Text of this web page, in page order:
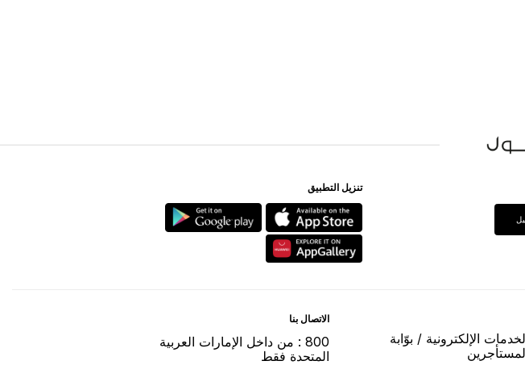
ﺗﻨﺰﻳﻞ اﻟﺘﻄﺒﻴﻖ
اﻹﻟﻜﺘﺮﻭﻧﻴﺔ / ﺑﻮّاﺑﺔ
اﻻﺗﺼﺎﻝ ﺑﻨﺎ
800 : ﻣﻦ ﺩاﺧﻞ اﻹﻣﺎﺭاﺕ اﻟﻌﺮﺑﻴﺔ
اﻟﻤﺘﺤﺪﺓ ﻓﻘﻂ